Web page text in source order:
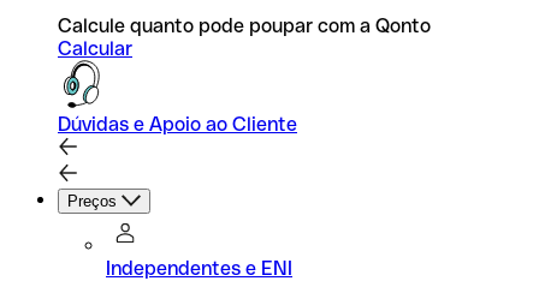
Calcule quanto pode poupar com a Qonto
Calcular
Dúvidas e Apoio ao Cliente
Preços
Independentes e ENI